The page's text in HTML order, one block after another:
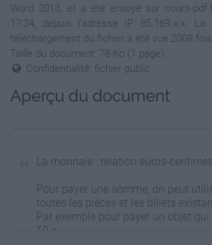
Word 2013, et a été envoyé sur cours-
17:24, depuis l'adresse IP 85.169.x.x.
téléchargement du fichier a été vue 2008
Taille du document: 78 Ko (1 page).
Confidentialité: fichier public
Aperçu du document
La monnaie : relation euros-centimes
Pour payer une somme, on peut
toutes les pièces et les billets
Par exemple pour payer un objet qui
10 x